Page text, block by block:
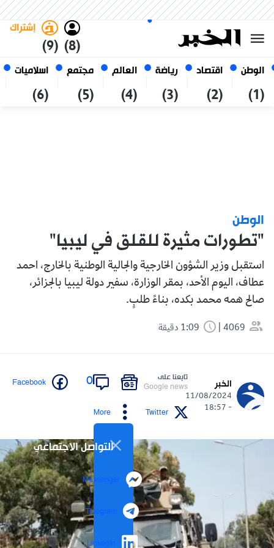
الوطن
(1)
اقتصاد
(2)
رياضة
(3)
العالم
(4)
مجتمع
(5)
اسلاميات
(6)
(8)
إشتراك
(9)
07 أغسطس 2026
الجزائر
الوطن
"تطورات مثيرة للقلق في ليبيا"
استقبل وزير الشؤون الخارجية والجالية الوطنية بالخارج، احمد
عطاف، اليوم الأحد، بمقر الوزارة، سفير دولة ليبيا بالجزائر،
صالح همه محمد بكده، بناءً طلبٍ.
4069
الخبر
11/08/2024
- 18:57
تابعنا على
Google news
0
Facebook
Twitter
More
التواصل الاجتماعي
Messenger
Telegram
LinkedIn